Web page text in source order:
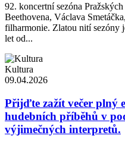
92. koncertní sezóna
Beethovena, Václava
filharmonie. Zlatou nití sezóny
let od...
Kultura
09.04.2026
Přijďte zažít večer plný
hudebních příběhů v
výjimečných interpretů.